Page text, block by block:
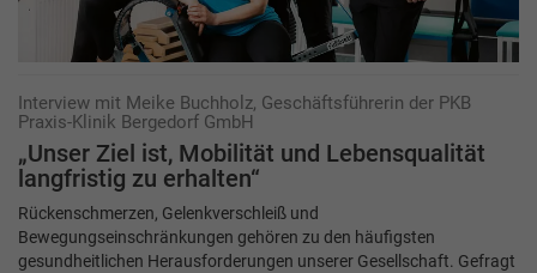
Interview mit Meike Buchholz, Geschäftsführerin der PKB
Praxis-Klinik Bergedorf GmbH
„Unser Ziel ist, Mobilität und Lebensqualität
langfristig zu erhalten“
Rückenschmerzen, Gelenkverschleiß und
Bewegungseinschränkungen gehören zu den häufigsten
gesundheitlichen Herausforderungen unserer Gesellschaft. Gefragt